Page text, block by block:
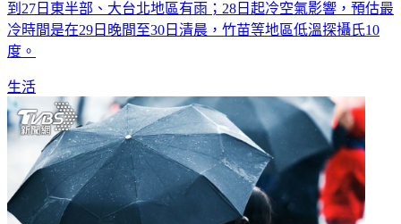
到27日東半部、大台北地區有雨；28日起冷空氣影響，預估最
冷時間是在29日晚間至30日清晨，竹苗等地區低溫探攝氏10
度。
生活